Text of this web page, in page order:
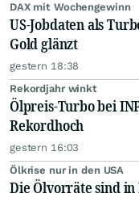
DAX mit Wochengewinn
US-Jobdaten als
Gold glänzt
gestern 18:38
Rekordjahr winkt
Ölpreis-Turbo bei
Rekordhoch
gestern 16:03
Ölkrise nur in den USA
Die Ölvorräte sind in